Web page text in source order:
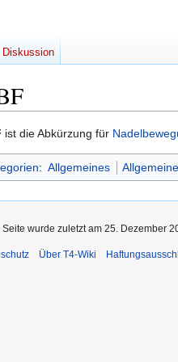
ist die Abkürzung für
: Allgemeines
Diskussion
Seite wurde zuletzt am 25. Dezember
Über T4-Wiki